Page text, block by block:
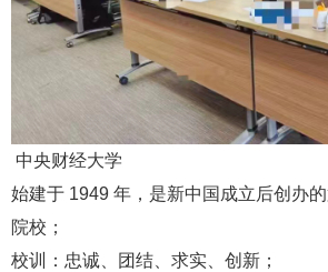
中央财经大学
始建于 1949 年，是新中国成立后创办
院校；
校训：忠诚、团结、求实、创新；